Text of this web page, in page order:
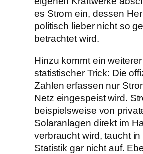
es Strom ein, dessen
politisch lieber nicht so
betrachtet wird.
Hinzu kommt ein weiterer
statistischer Trick: Die
Zahlen erfassen nur
Netz eingespeist wird.
beispielsweise von
Solaranlagen direkt im
verbraucht wird, taucht
Statistik gar nicht auf.